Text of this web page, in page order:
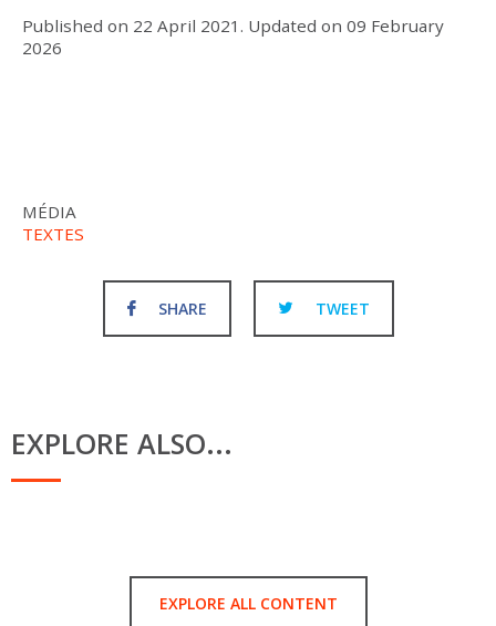
Published on 22 April 2021 . Updated on 09 February
2026
MÉDIA
TEXTES
SHARE TWEET
EXPLORE ALSO...
EXPLORE ALL CONTENT